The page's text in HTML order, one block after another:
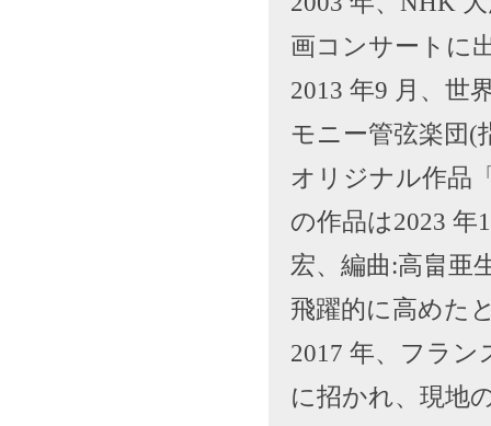
画コンサートに
2013 年9 月、世
モニー管弦楽団(
オリジナル作品
の作品は2023 年
宏、編曲:高畠亜
飛躍的に高めた
2017 年、フラ
に招かれ、現地